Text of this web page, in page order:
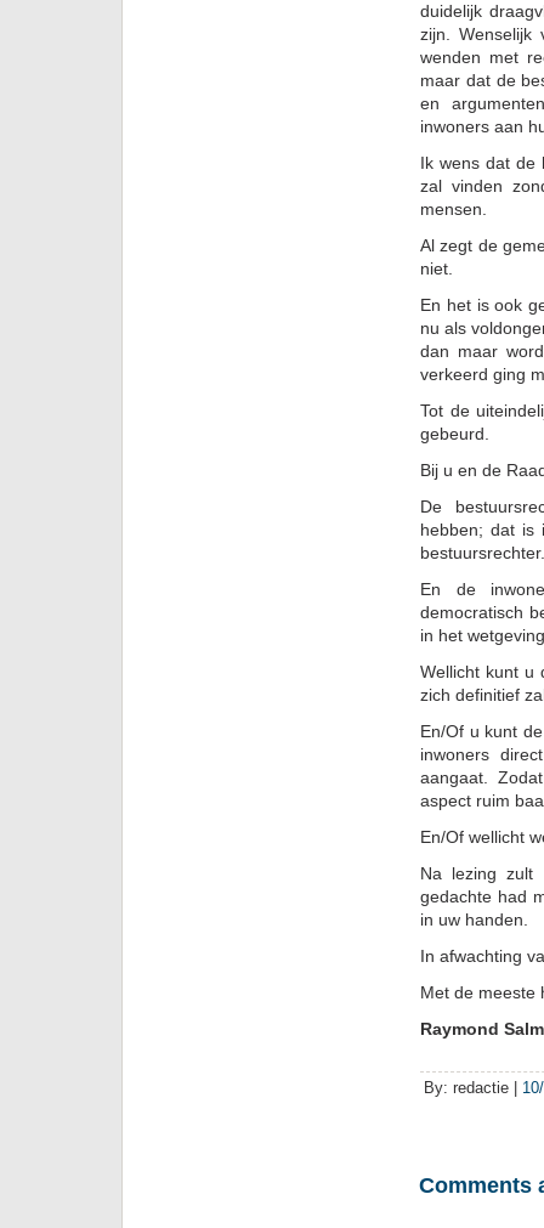
duidelijk
zijn. Wenselijk
wenden met
maar dat de
en
inwoners aan
Ik wens dat de
zal vinden
mensen.
Al zegt de
niet.
En het is ook
nu als
dan maar
verkeerd ging
Tot de
gebeurd.
Bij u en de
De
hebben; dat is
bestuursrechter.
En de
democratisch
in het
Wellicht kunt u
zich definitief
En/Of u kunt
inwoners
aangaat.
aspect ruim
En/Of wellicht
Na lezing zult
gedachte had
in uw handen.
In afwachting
Met de meeste
Raymond
By: redactie |
Comments